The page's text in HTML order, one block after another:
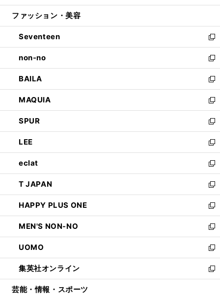
開
ウ
開
く
ン
ウ
で
開
く
ウ
ン
ド
ウ
で
開
く
ファッション・美容
Seventeen
新
し
い
ウ
ィ
ン
ド
ウ
で
開
く
non-no
新
し
い
ウ
ィ
ン
ド
ウ
で
開
く
BAILA
新
し
い
ウ
ィ
ン
ド
ウ
で
開
く
MAQUIA
新
し
い
ウ
ィ
ン
ド
ウ
で
開
く
SPUR
新
し
い
ウ
ィ
ン
ド
ウ
で
開
く
LEE
新
し
い
ウ
ィ
ン
ド
ウ
で
開
く
eclat
新
し
い
ウ
ィ
ン
ド
ウ
で
開
く
T JAPAN
新
し
い
ウ
ィ
ン
ド
ウ
で
開
HAPPY PLUS ONE
新
し
い
ウ
ィ
ン
ド
ウ
MEN'S NON-NO
新
し
い
ウ
ィ
ン
UOMO
新
し
い
ウ
集英社オンライン
新
し
芸能・情報・スポーツ